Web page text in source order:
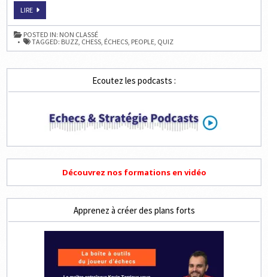
LIREJOUEZ
LA
QUESTION
DU
MERCREDI
SUR
ÉCHECS
POSTED IN: NON CLASSÉ
TAGGED: BUZZ, CHESS, ÉCHECS, PEOPLE, QUIZ
Ecoutez les podcasts :
Découvrez nos formations en vidéo
Apprenez à créer des plans forts